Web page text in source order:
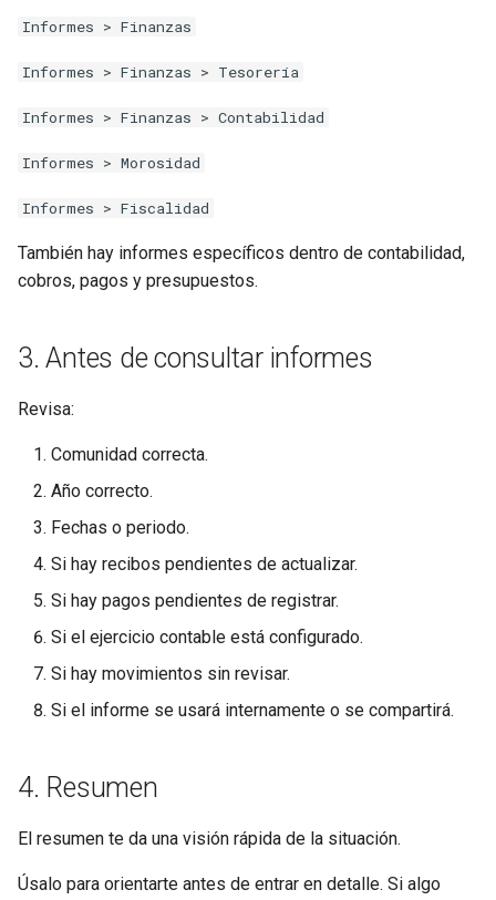
Informes > Finanzas
Informes > Finanzas > Tesorería
Informes > Finanzas > Contabilidad
Informes > Morosidad
Informes > Fiscalidad
También hay informes específicos dentro de contabilidad,
cobros, pagos y presupuestos.
3. Antes de consultar informes
Revisa:
Comunidad correcta.
Año correcto.
Fechas o periodo.
Si hay recibos pendientes de actualizar.
Si hay pagos pendientes de registrar.
Si el ejercicio contable está configurado.
Si hay movimientos sin revisar.
Si el informe se usará internamente o se compartirá.
4. Resumen
El resumen te da una visión rápida de la situación.
Úsalo para orientarte antes de entrar en detalle. Si algo